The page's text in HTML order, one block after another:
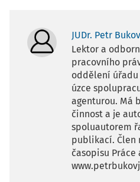
JUDr. Petr
Lektor a
pracovního
oddělení úřadu
úzce
agenturou. Má
činnost a je
spoluautorem
publikací. Člen
časopisu Práce